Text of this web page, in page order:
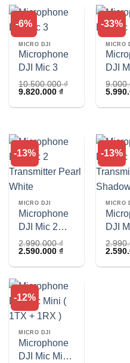
-6%
MICRO DJI
Microphone
DJI Mic 3
10.500.000₫
Giá
là:
9.820.000₫Giá
tại
-33%
MICRO
DJI
Giá
là:
-13%
MICRO DJI
Microphone
DJI Mic 2
Transmitter
Pearl White
2.990.000₫
Giá
là:
2.590.000₫Giá
tại
2.590.000 ₫.
-13%
MICRO
DJI
Black
Giá
là:
-12%
MICRO DJI
Microphone
DJI Mic Mini